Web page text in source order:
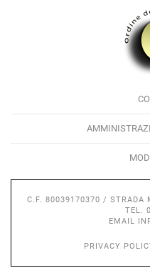
C.F. 80039170370 / STRADA
TEL.
EMAIL
PRIVACY